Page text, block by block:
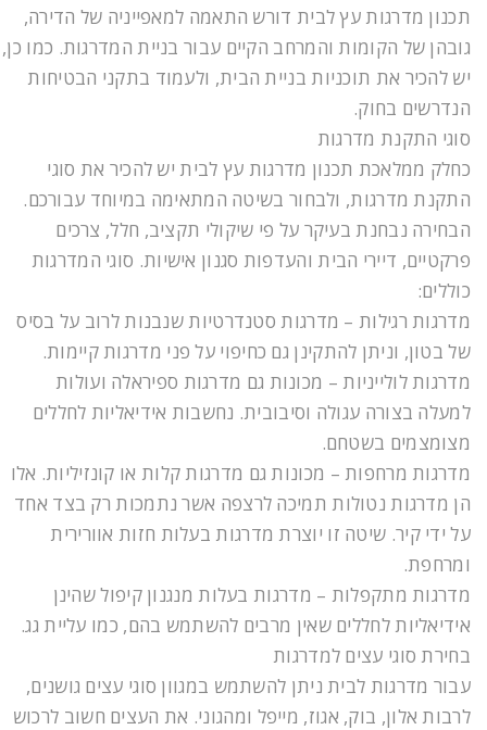
תכנון מדרגות עץ לבית דורש התאמה למאפייניה של הדירה,
גובהן של הקומות והמרחב הקיים עבור בניית המדרגות. כמו כן,
יש להכיר את תוכניות בניית הבית, ולעמוד בתקני הבטיחות
הנדרשים בחוק.
סוגי התקנת מדרגות
כחלק ממלאכת תכנון מדרגות עץ לבית יש להכיר את סוגי
התקנת מדרגות, ולבחור בשיטה המתאימה במיוחד עבורכם.
הבחירה נבחנת בעיקר על פי שיקולי תקציב, חלל, צרכים
פרקטיים, דיירי הבית והעדפות סגנון אישיות. סוגי המדרגות
כוללים:
מדרגות רגילות – מדרגות סטנדרטיות שנבנות לרוב על בסיס
של בטון, וניתן להתקינן גם כחיפוי על פני מדרגות קיימות.
מדרגות לולייניות – מכונות גם מדרגות ספיראלה ועולות
למעלה בצורה עגולה וסיבובית. נחשבות אידיאליות לחללים
מצומצמים בשטחם.
מדרגות מרחפות – מכונות גם מדרגות קלות או קונזיליות. אלו
הן מדרגות נטולות תמיכה לרצפה אשר נתמכות רק בצד אחד
על ידי קיר. שיטה זו יוצרת מדרגות בעלות חזות אוורירית
ומרחפת.
מדרגות מתקפלות – מדרגות בעלות מנגנון קיפול שהינן
אידיאליות לחללים שאין מרבים להשתמש בהם, כמו עליית גג.
בחירת סוגי עצים למדרגות
עבור מדרגות לבית ניתן להשתמש במגוון סוגי עצים גושנים,
לרבות אלון, בוק, אגוז, מייפל ומהגוני. את העצים חשוב לרכוש